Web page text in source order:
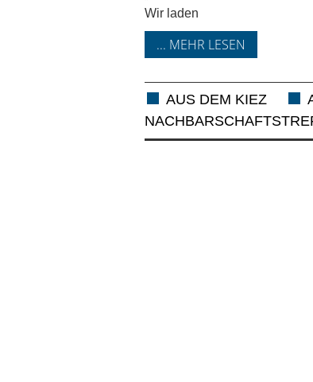
Wir laden
... MEHR LESEN
AUS DEM KIEZ